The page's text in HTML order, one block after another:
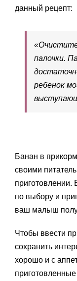
данный рецепт:
палочки.
ребенок
Банан в
своими
приготовлении.
по выбору и
ваш малыш
Чтобы ввести
сохранить
хорошо и с